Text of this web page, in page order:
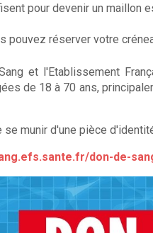
pour devenir un maillon
pouvez réserver votre
et l'Etablissement
de 18 à 70 ans,
se munir d'une pièce
don-de-